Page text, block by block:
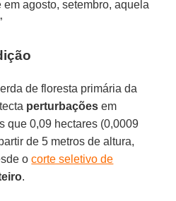
agosto, setembro, aquela
de floresta primária da
perturbações em
que 0,09 hectares (0,0009
de 5 metros de altura,
ocorte seletivo de
.